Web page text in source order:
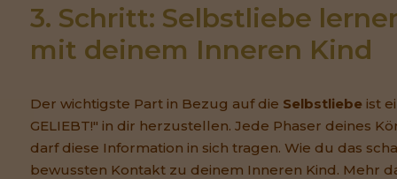
3. Schritt: Selbstliebe
mit deinem Inneren Kind
Der wichtigste Part in Bezug auf die Selbstliebe ist
GELIEBT!" in dir herzustellen. Jede Phaser deines
darf diese Information in sich tragen. Wie du das
bewussten Kontakt zu deinem Inneren Kind. Mehr